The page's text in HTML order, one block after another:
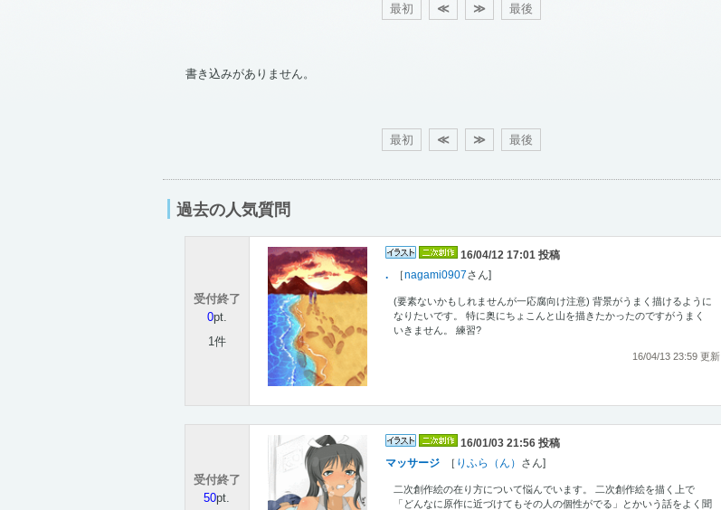
最初 ≪ ≫ 最後
書き込みがありません。
最初 ≪ ≫ 最後
過去の人気質問
受付終了
0pt.
1件
16/04/12 17:01 投稿
.［nagami0907さん]
(要素ないかもしれませんが一応腐向け注意) 背景がうまく描けるように
なりたいです。 特に奥にちょこんと山を描きたかったのですがうまく
いきません。 練習?
16/04/13 23:59 更新
受付終了
50pt.
16/01/03 21:56 投稿
マッサージ［ りふら（ん） さん]
二次創作絵の在り方について悩んでいます。 二次創作絵を描く上で
「どんなに原作に近づけてもその人の個性がでる」とかいう話をよく聞